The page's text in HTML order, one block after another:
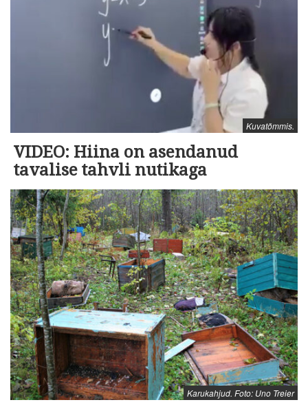
Kuvatõmmis.
VIDEO: Hiina on asendanud
tavalise tahvli nutikaga
Karukahjud. Foto: Uno Treier